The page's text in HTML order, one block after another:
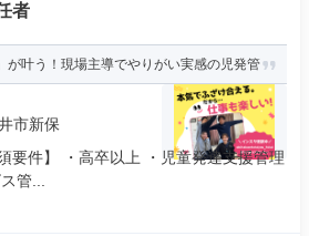
者
が叶う！現場主導でやりがい実感の児発管
市新保
要件】 ・高卒以上 ・児童発達支援管理
管...